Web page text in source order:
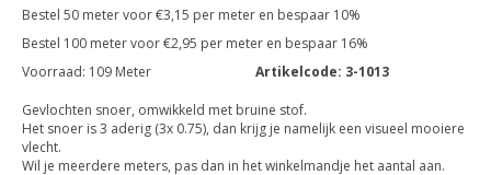
Bestel 50 meter voor €3,15 per meter en bespaar 10%
Bestel 100 meter voor €2,95 per meter en bespaar 16%
Voorraad: 109 Meter Artikelcode: 3-1013
Gevlochten snoer, omwikkeld met bruine stof.
Het snoer is 3 aderig (3x 0.75), dan krijg je namelijk een visueel mooiere
vlecht.
Wil je meerdere meters, pas dan in het winkelmandje het aantal aan.